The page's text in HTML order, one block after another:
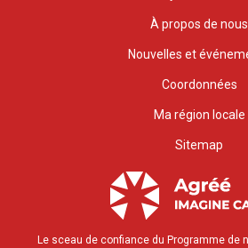
À propos de nous
Nouvelles et
Coordonnées
Ma région locale
Sitemap
Le sceau de confiance du Programme de